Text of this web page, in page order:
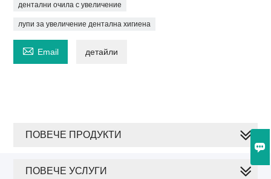

дентални очила с увеличение
лупи за увеличение дентална хигиена
 Email детайли
ПОВЕЧЕ ПРОДУКТИ
ПОВЕЧЕ УСЛУГИ